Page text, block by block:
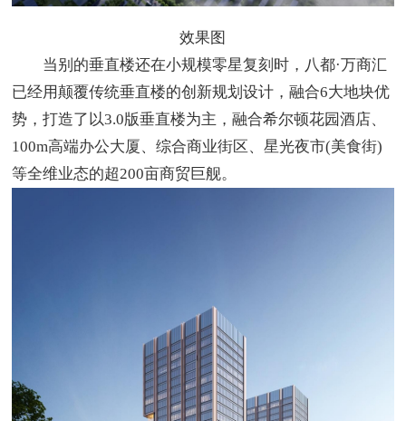
效果图
当别的垂直楼还在小规模零星复刻时，八都·万商汇
已经用颠覆传统垂直楼的创新规划设计，融合6大地块优
势，打造了以3.0版垂直楼为主，融合希尔顿花园酒店、
100m高端办公大厦、综合商业街区、星光夜市(美食街)
等全维业态的超200亩商贸巨舰。